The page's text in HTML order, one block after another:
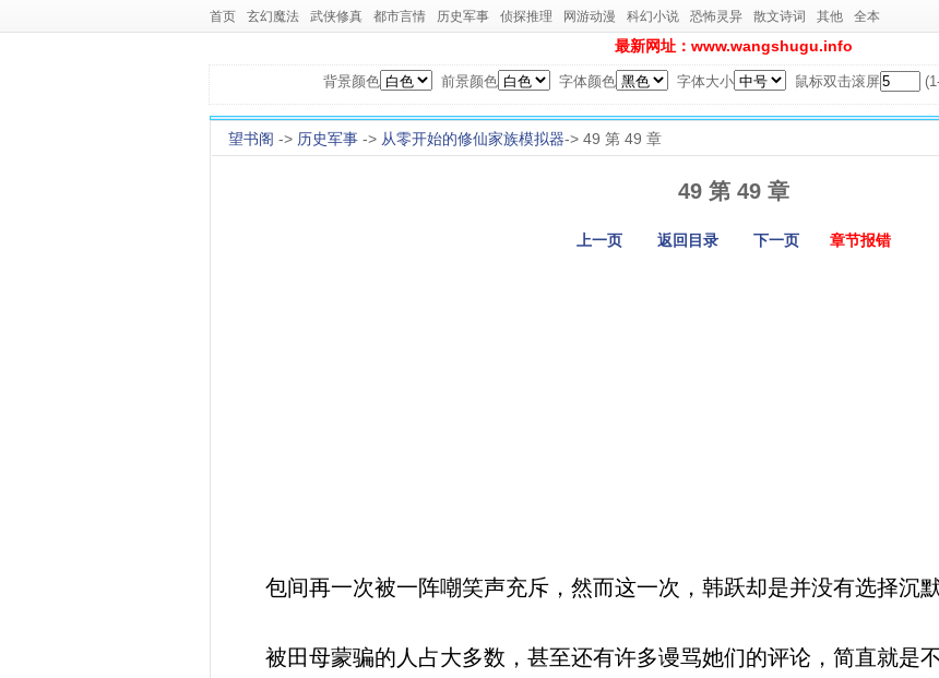
首页 玄幻魔法 武侠修真 都市言情 历史军事 侦探推理 网游动漫 科幻小说 恐怖灵异 散文诗词 其他 全本
最新网址：www.wangshugu.info
背景颜色 前景颜色 字体颜色 字体大小 鼠标双击滚屏
望书阁 -> 历史军事 -> 从零开始的修仙家族模拟器-> 49 第 49 章
49 第 49 章
上一页 返回目录 下一页 章节报错
包间再一次被一阵嘲笑声充斥，然而这一次，韩跃却是并没有选择沉默
被田母蒙骗的人占大多数，甚至还有许多谩骂她们的评论，简直就是不